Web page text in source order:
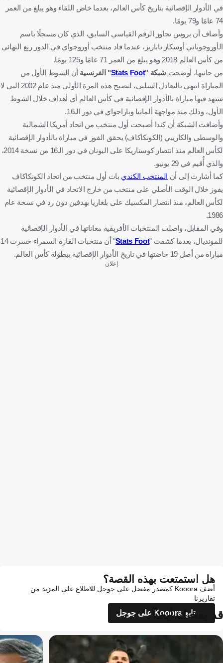
في الأدوار الإقصائية بتاريخ كأس العالم، بعدما خاض اللقاء وهو يبلغ من العمر
74 عامًا و79 يومًا.
وأضاف أن بروس تجاوز الرقم القياسي السابق، الذي كان مسجلًا باسم
الأوروجوياني أوسكار تاباريز، عندما قاد منتخب أوروجواي في الدور ربع النهائي
من كأس العالم 2018 وهو يبلغ من العمر 71 عامًا و125 يومًا.
من جانبها، أوضحت شبكة "Stats Foot" الفرنسية أن الشوط الأول من
المباراة انتهى بالتعادل السلبي، لتصبح هذه المرة الأولى منذ عام 2002 التي لا
تشهد فيها مباراة بالأدوار الإقصائية في كأس العالم أي أهداف خلال الشوط
الأول، وذلك منذ مواجهة ألمانيا وباراجواي في دور الـ16.
وأضافت الشبكة أن كندا أصبحت أول منتخب من اتحاد أمريكا الشمالية
والوسطى والكاريبي (الكونكاكاف) يحقق الفوز في مباراة بالأدوار الإقصائية
لكأس العالم منذ انتصار كوستاريكا على اليونان في دور الـ16 من نسخة 2014،
والذي أُقيم في 29 يونيو.
كما أشارت إلى أن المنتخب الكندي بات أول منتخب من اتحاد الكونكاكاف
يفوز خلال الوقت الأصلي على منتخب من خارج الاتحاد في الأدوار الإقصائية
لكأس العالم، منذ انتصار المكسيك على بلغاريا بهدفين دون رد في نسخة عام
1986.
وفي المقابل، واصلت المنتخبات الأفريقية معاناتها في الأدوار الإقصائية
للمونديال، بعدما كشفت "Stats Foot
" أن منتخبات القارة السمراء خسرت 14
مباراة من أصل 19 خاضتها في تاريخ الأدوار الإقصائية ببطولة كأس العالم.
إعلان
هل استمتعت بهذه القصة؟
أضف Kooora كمصدر مفضل على جوجل للاطلاع على المزيد من
تقاريرنا
تابع Kooora على جوجل
قد يعجبك أيضاً